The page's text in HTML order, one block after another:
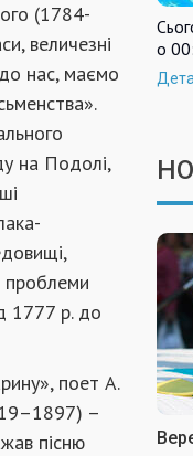
(1784-
величезні
нас, маємо
на Подолі,
проблеми
1777 р. до
поет А.
–
пісню
о